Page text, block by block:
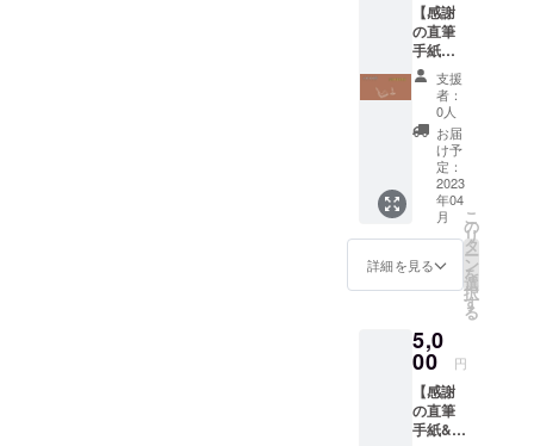
【感謝
の直筆
手紙】
感謝の
気持ち
を込め
た直筆
の手紙
をリ
ターン
とさせ
ていた
だきま
す。 ※
お届け
先情報
をお願
いいた
しま
す。入
力いた
だいき
支援
者：
0人
お届
け予
定：
2023
年04
月
詳細を見る
こ
の
リ
タ
ー
ン
を
選
択
す
る
5,0
00 円
【感謝
の直筆
手紙&オ